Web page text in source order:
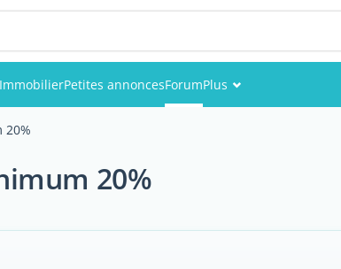
ImmobilierPetites annoncesForumPlus
20%
20%